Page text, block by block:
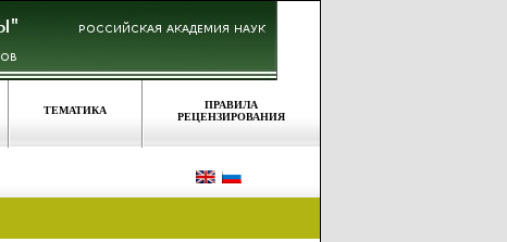
ТЕМАТИКА
ПРАВИЛА
РЕЦЕНЗИРОВАНИЯ